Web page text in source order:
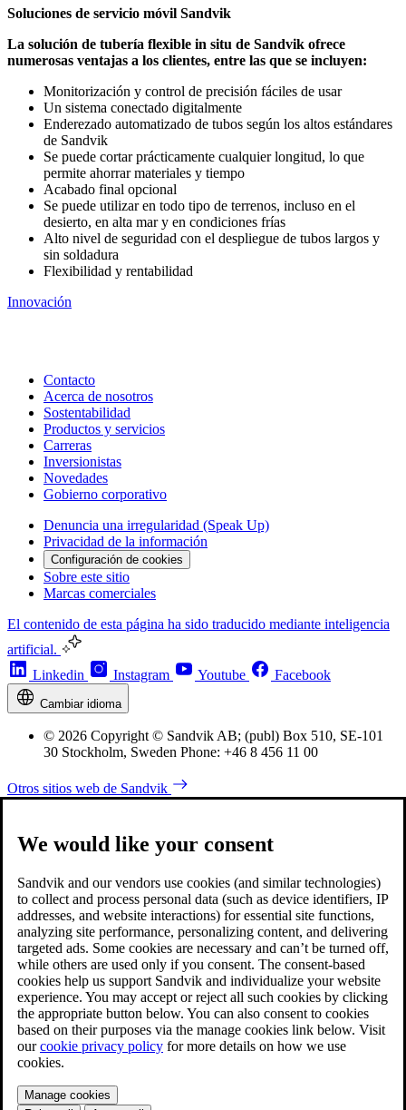
Soluciones de servicio móvil Sandvik
La solución de tubería flexible in situ de Sandvik ofrece
numerosas ventajas a los clientes, entre las que se incluyen:
Monitorización y control de precisión fáciles de usar
Un sistema conectado digitalmente
Enderezado automatizado de tubos según los altos estándares
de Sandvik
Se puede cortar prácticamente cualquier longitud, lo que
permite ahorrar materiales y tiempo
Acabado final opcional
Se puede utilizar en todo tipo de terrenos, incluso en el
desierto, en alta mar y en condiciones frías
Alto nivel de seguridad con el despliegue de tubos largos y
sin soldadura
Flexibilidad y rentabilidad
Innovación
Contacto
Acerca de nosotros
Sostentabilidad
Productos y servicios
Carreras
Inversionistas
Novedades
Gobierno corporativo
Denuncia una irregularidad (Speak Up)
Privacidad de la información
Configuración de cookies
Sobre este sitio
Marcas comerciales
El contenido de esta página ha sido traducido mediante inteligencia
artificial.
Linkedin
Instagram Youtube Facebook
Cambiar idioma
© 2026 Copyright © Sandvik AB; (publ) Box 510, SE-101
30 Stockholm, Sweden Phone: +46 8 456 11 00
Otros sitios web de Sandvik
We would like your consent
Sandvik and our vendors use cookies (and similar technologies)
to collect and process personal data (such as device identifiers, IP
addresses, and website interactions) for essential site functions,
analyzing site performance, personalizing content, and delivering
targeted ads. Some cookies are necessary and can’t be turned off,
while others are used only if you consent. The consent-based
cookies help us support Sandvik and individualize your website
experience. You may accept or reject all such cookies by clicking
the appropriate button below. You can also consent to cookies
based on their purposes via the manage cookies link below. Visit
ourcookie privacy policy for more details on how we use
cookies.
Manage cookies